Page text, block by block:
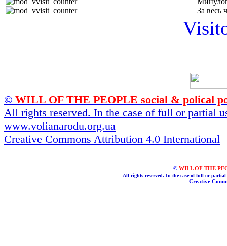
За весь
© WILL OF THE PEOPLE social & polical
All rights reserved. In the case of full or partial
www.volianarodu.org.ua
Creative Commons Attribution 4.0 International
© WILL OF THE
All rights reserved. In the case of full or
Creative